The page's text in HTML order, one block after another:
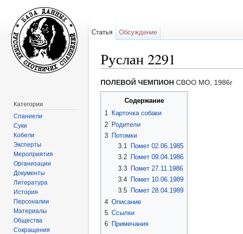
Руслан 2291
ПОЛЕВОЙ ЧЕМПИОН СВОО МО, 1986г
Содержание
1 Карточка собаки
2 Родители
3 Потомки
3.1
Помет 02.06.1985
3.2
Помет 09.04.1986
3.3
Помет 27.11.1986
3.4
Помет 10.06.1989
3.5
Помет 28.04.1989
4 Описание
5 Ссылки
6 Примечания
Статья Обсуждение
Категории
Спаниели
Суки
Кобели
Эксперты
Мероприятия
Организации
Документы
Литература
История
Персоналии
Материалы
Общества
Сокращения